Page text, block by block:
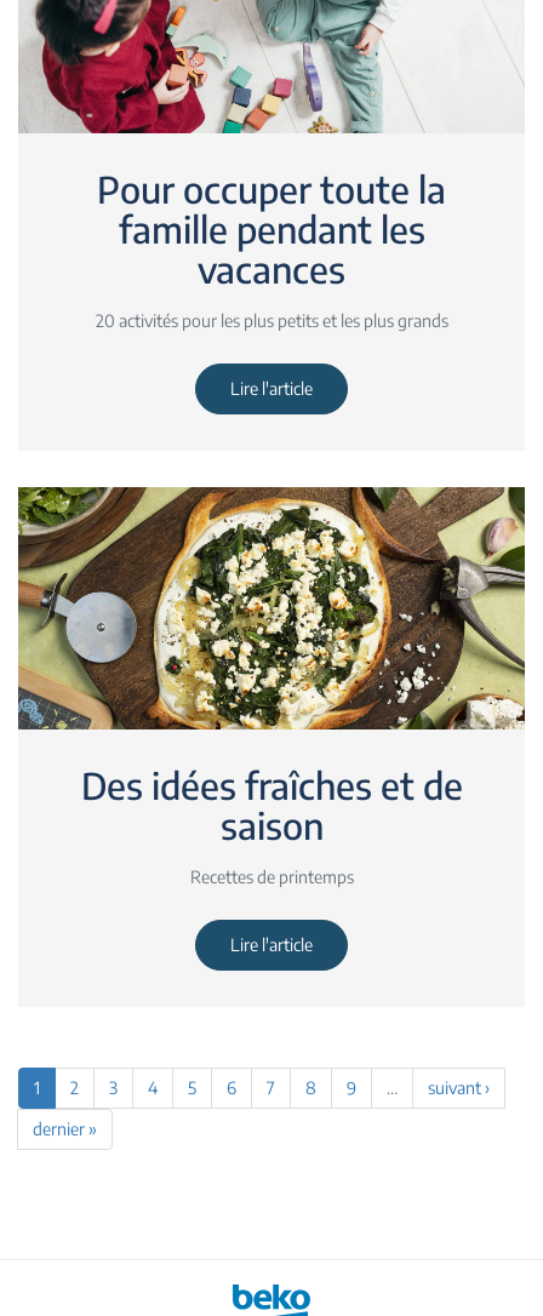
Pour occuper toute la
famille pendant les
vacances
20 activités pour les plus petits et les plus grands
Lire l'article
Des idées fraîches et de
saison
Recettes de printemps
Lire l'article
1 2 3 4 5 6 7 8 9 …
suivant ›
dernier »